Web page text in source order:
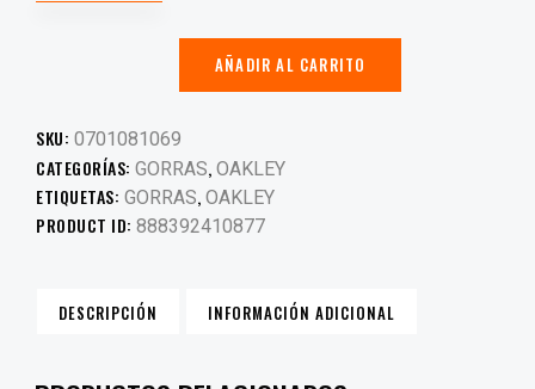
AÑADIR AL CARRITO
SKU: 0701081069
CATEGORÍAS: GORRAS, OAKLEY
ETIQUETAS: GORRAS, OAKLEY
PRODUCT ID: 888392410877
DESCRIPCIÓN INFORMACIÓN ADICIONAL